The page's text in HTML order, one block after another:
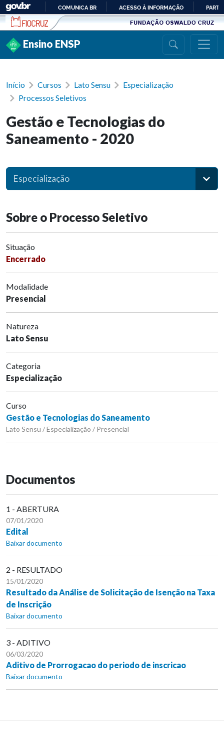
Ir para conteúdo
PARA
COMUNICA BR ACESSO À INFORMAÇÃO
Ensino ENSP
Início Cursos Lato Sensu
Especialização
Processos Seletivos
Gestão e Tecnologias do
Saneamento - 2020
Especialização
Sobre o Processo Seletivo
Situação
Encerrado
Modalidade
Presencial
Natureza
Lato Sensu
Categoria
Especialização
Curso
Gestão e Tecnologias do Saneamento
Lato Sensu / Especialização / Presencial
Documentos
1 - ABERTURA
07/01/2020
Edital
Baixar documento
2 - RESULTADO
15/01/2020
Resultado da Análise de Solicitação de Isenção na Taxa
de Inscrição
Baixar documento
3 - ADITIVO
06/03/2020
Aditivo de Prorrogacao do periodo de inscricao
Baixar documento